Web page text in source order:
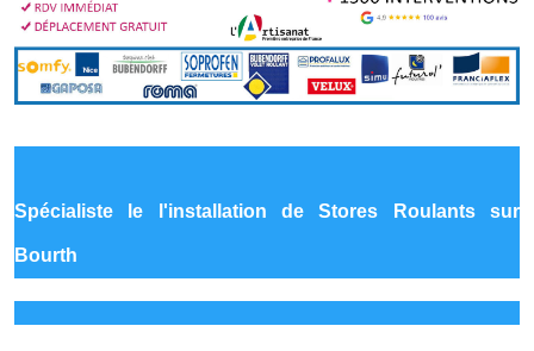
Spécialiste le l'installation de Stores Roulants sur
Bourth